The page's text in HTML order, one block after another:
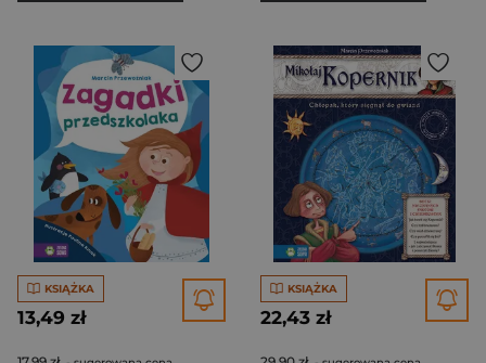
KSIĄŻKA
13,49 zł
KSIĄŻKA
22,43 zł